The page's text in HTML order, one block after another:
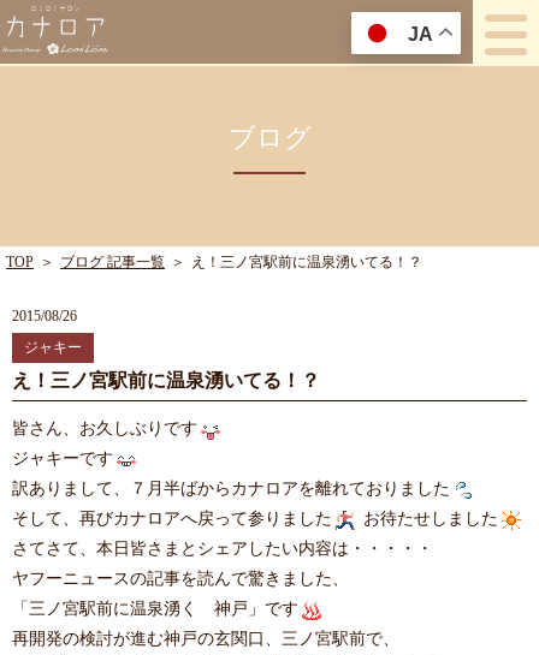
ブログ
TOP ＞ ブログ 記事一覧 ＞ え！三ノ宮駅前に温泉湧いてる！？
2015/08/26
ジャキー
え！三ノ宮駅前に温泉湧いてる！？
皆さん、お久しぶりです
ジャキーです
訳ありまして、７月半ばからカナロアを離れておりました
そして、再びカナロアへ戻って参りました
お待たせしました
さてさて、本日皆さまとシェアしたい内容は・・・・・
ヤフーニュースの記事を読んで驚きました、
「三ノ宮駅前に温泉湧く 神戸」です
再開発の検討が進む神戸の玄関口、三ノ宮駅前で、
JA